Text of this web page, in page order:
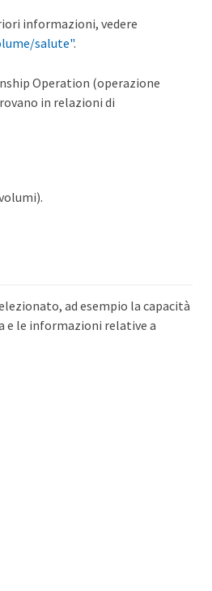
informazioni, vedere
salute".
Operation (operazione
in relazioni di
ad esempio la capacità
e le informazioni relative a